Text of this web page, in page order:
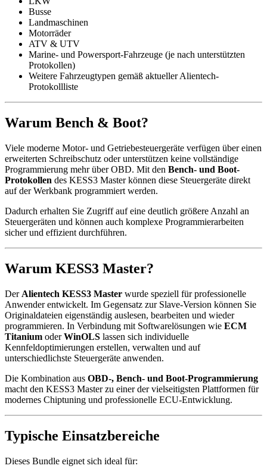
Busse
Landmaschinen
Motorräder
ATV & UTV
Marine- und Powersport-Fahrzeuge (je nach unterstützten
Protokollen)
Weitere Fahrzeugtypen gemäß aktueller Alientech-
Protokollliste
Warum Bench & Boot?
Viele moderne Motor- und Getriebesteuergeräte verfügen über einen
erweiterten Schreibschutz oder unterstützen keine vollständige
Programmierung mehr über OBD. Mit den Bench- und Boot-
Protokollen des KESS3 Master können diese Steuergeräte direkt
auf der Werkbank programmiert werden.
Dadurch erhalten Sie Zugriff auf eine deutlich größere Anzahl an
Steuergeräten und können auch komplexe Programmierarbeiten
sicher und effizient durchführen.
Warum KESS3 Master?
Der Alientech KESS3 Master wurde speziell für professionelle
Anwender entwickelt. Im Gegensatz zur Slave-Version können Sie
Originaldateien eigenständig auslesen, bearbeiten und wieder
programmieren. In Verbindung mit Softwarelösungen wie ECM
Titanium oderWinOLS lassen sich individuelle
Kennfeldoptimierungen erstellen, verwalten und auf
unterschiedlichste Steuergeräte anwenden.
Die Kombination aus OBD-, Bench- und Boot-Programmierung
macht den KESS3 Master zu einer der vielseitigsten Plattformen für
modernes Chiptuning und professionelle ECU-Entwicklung.
Typische Einsatzbereiche
Dieses Bundle eignet sich ideal für: